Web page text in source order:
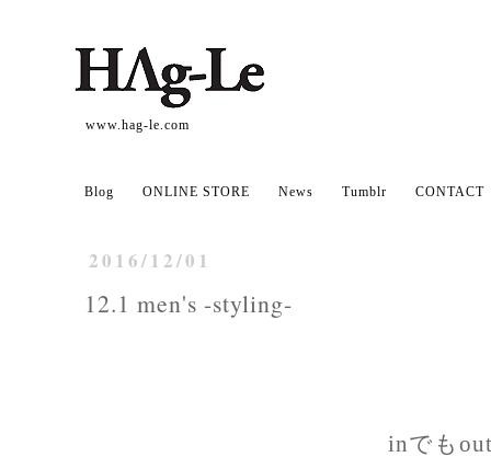
www.hag-le.com
Blog ONLINE STORE News Tumblr CONTACT
2016/12/01
12.1 men's -styling-
inでも